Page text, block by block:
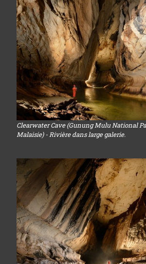
Clearwater Cave (Gunung Mulu National
Malaisie) - Rivière dans large galerie.